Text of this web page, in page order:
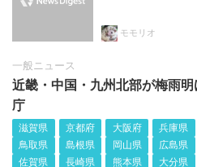
モモリオ
一般ニュース
近畿・中国・九州北部が梅雨
庁
滋賀県 京都府 大阪府 兵庫県
鳥取県
島根県 岡山県 広島県
佐賀県
長崎県 熊本県 大分県